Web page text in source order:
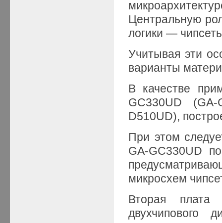
Центральную
логики —
Учитывая эти
варианты
В качестве
GC330UD
D510UD),
При этом
GA-GC330UD
микросхем
Вторая
двухчипового